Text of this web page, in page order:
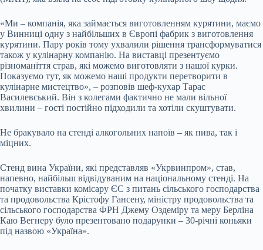
«Ми – компанія, яка займається виготовленням курятини, маємо
у Винниці одну з найбільших в Європі фабрик з виготовлення
курятини. Пару років тому ухвалили рішення трансформуватися
також у кулінарну компанію. На виставці презентуємо
різноманіття страв, які можемо виготовляти з нашої курки.
Показуємо тут, як можемо наші продукти перетворити в
кулінарне мистецтво», – розповів шеф-кухар Тарас
Василевський. Він з колегами фактично не мали вільної
хвилини – гості постійно підходили та хотіли скуштувати.
Не бракувало на стенді алкогольних напоїв – як пива, так і
міцних.
Стенд вина України, які представляв «Укрвинпром», став,
напевно, найбільш відвідуваним на національному стенді. На
початку виставки комісару ЄС з питань сільського господарства
та продовольства Крістофу Гансену, міністру продовольства та
сільського господарства ФРН Джему Оздеміру та меру Берліна
Каю Вегнеру було презентовано подарунки – 30-річні коньяки
під назвою «Україна».